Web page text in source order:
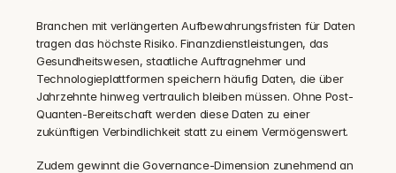
Branchen mit verlängerten Aufbewahrungsfristen für Daten
tragen das höchste Risiko. Finanzdienstleistungen, das
Gesundheitswesen, staatliche Auftragnehmer und
Technologieplattformen speichern häufig Daten, die über
Jahrzehnte hinweg vertraulich bleiben müssen. Ohne Post-
Quanten-Bereitschaft werden diese Daten zu einer
zukünftigen Verbindlichkeit statt zu einem Vermögenswert.
Zudem gewinnt die Governance-Dimension zunehmend an